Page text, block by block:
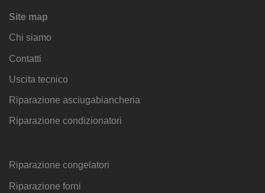
Site map
Chi siamo
Contatti
Uscita tecnico
Riparazione asciugabiancheria
Riparazione condizionatori
Riparazione congelatori
Riparazione forni